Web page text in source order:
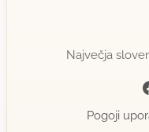
Največja
Pogoji